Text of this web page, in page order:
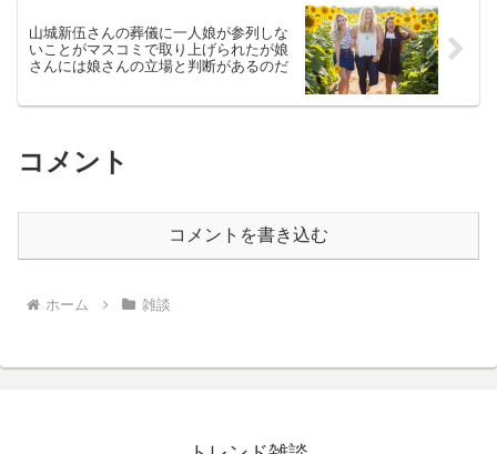
山城新伍さんの葬儀に一人娘が参列しな
いことがマスコミで取り上げられたが娘
さんには娘さんの立場と判断があるのだ
コメント
コメントを書き込む
ホーム 雑談